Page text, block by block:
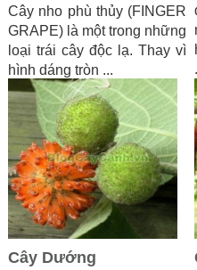
Cây nho phù thủy (FINGER
GRAPE) là một trong những
loại trái cây độc lạ. Thay vì
hình dáng tròn ...
Cây Dướng